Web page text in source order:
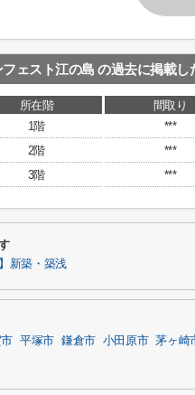
フェスト江の島 の過去に掲載し
所在階 間取り
1階
***
2階
***
3階
***
新築・築浅
平塚市 鎌倉市 小田原市 茅ヶ崎